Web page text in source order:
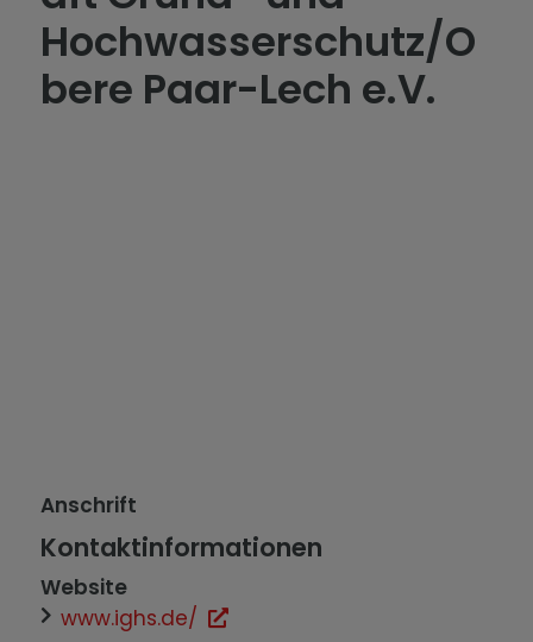
Hochwasserschutz/O
bere Paar-Lech e.V.
Anschrift
Kontaktinformationen
Website
www.ighs.de/